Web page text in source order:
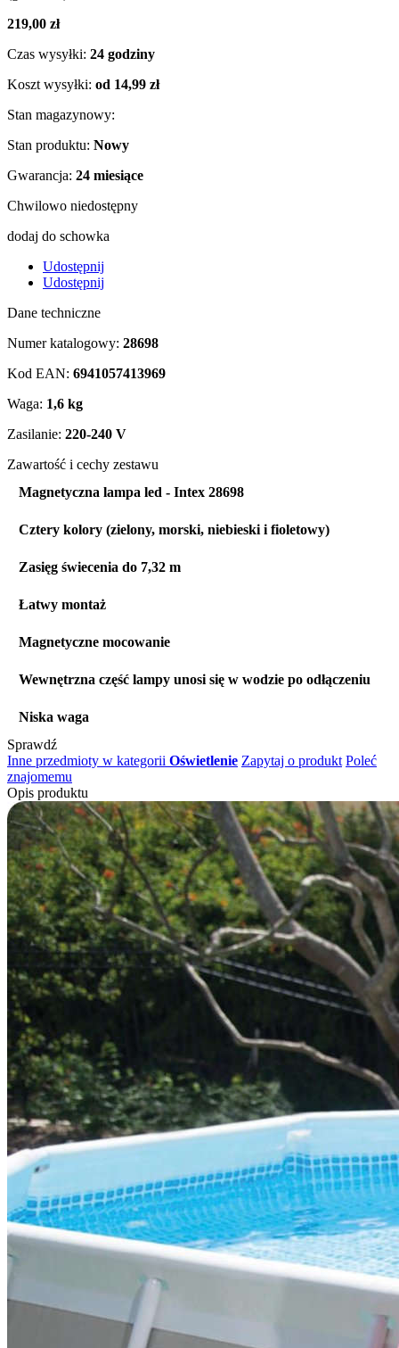
219,00 zł
Czas wysyłki: 24 godziny
Koszt wysyłki: od 14,99 zł
Stan magazynowy:
Stan produktu: Nowy
Gwarancja: 24 miesiące
Chwilowo niedostępny
dodaj do schowka
Udostępnij
Udostępnij
Dane techniczne
Numer katalogowy: 28698
Kod EAN: 6941057413969
Waga: 1,6 kg
Zasilanie: 220-240 V
Zawartość i cechy zestawu
Magnetyczna lampa led - Intex 28698
Cztery kolory (zielony, morski, niebieski i fioletowy)
Zasięg świecenia do 7,32 m
Łatwy montaż
Magnetyczne mocowanie
Wewnętrzna część lampy unosi się w wodzie po odłączeniu
Niska waga
Sprawdź
Inne przedmioty w kategorii Oświetlenie Zapytaj o produkt Poleć
znajomemu
Opis produktu